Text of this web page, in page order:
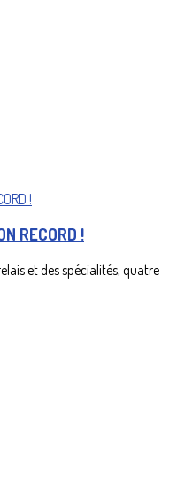
RECORD !
et des spécialités, quatre